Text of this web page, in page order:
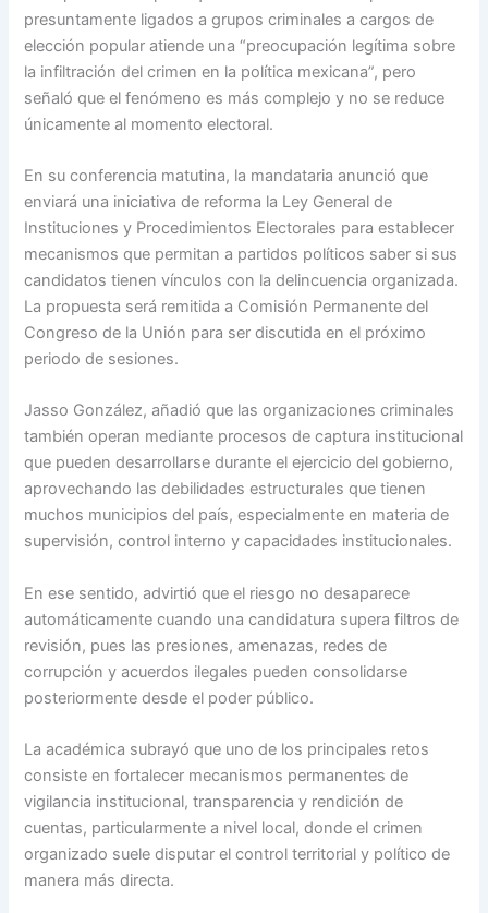
presuntamente ligados a grupos criminales a cargos de
elección popular atiende una “preocupación legítima sobre
la infiltración del crimen en la política mexicana”, pero
señaló que el fenómeno es más complejo y no se reduce
únicamente al momento electoral.
En su conferencia matutina, la mandataria anunció que
enviará una iniciativa de reforma la Ley General de
Instituciones y Procedimientos Electorales para establecer
mecanismos que permitan a partidos políticos saber si sus
candidatos tienen vínculos con la delincuencia organizada.
La propuesta será remitida a Comisión Permanente del
Congreso de la Unión para ser discutida en el próximo
periodo de sesiones.
Jasso González, añadió que las organizaciones criminales
también operan mediante procesos de captura institucional
que pueden desarrollarse durante el ejercicio del gobierno,
aprovechando las debilidades estructurales que tienen
muchos municipios del país, especialmente en materia de
supervisión, control interno y capacidades institucionales.
En ese sentido, advirtió que el riesgo no desaparece
automáticamente cuando una candidatura supera filtros de
revisión, pues las presiones, amenazas, redes de
corrupción y acuerdos ilegales pueden consolidarse
posteriormente desde el poder público.
La académica subrayó que uno de los principales retos
consiste en fortalecer mecanismos permanentes de
vigilancia institucional, transparencia y rendición de
cuentas, particularmente a nivel local, donde el crimen
organizado suele disputar el control territorial y político de
manera más directa.